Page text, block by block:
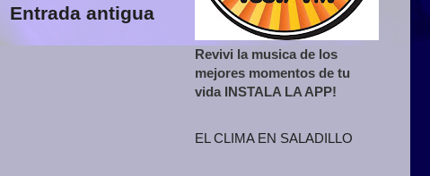
Entrada antigua
Revivi la musica de los
mejores momentos de tu
vida INSTALA LA APP!
EL CLIMA EN SALADILLO